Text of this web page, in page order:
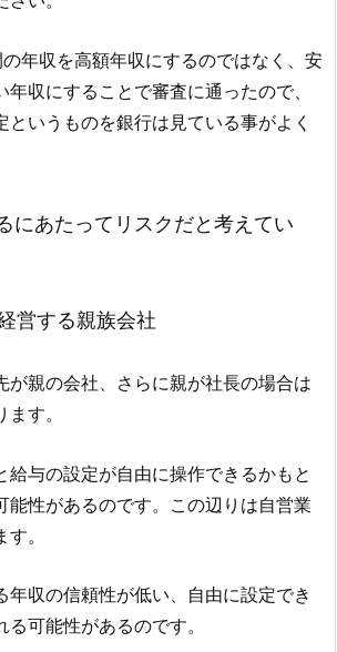
年収を高額年収にするのではなく、安
収にすることで審査に通ったので、
というものを銀行は見ている事がよく
にあたってリスクだと考えてい
営する親族会社
が親の会社、さらに親が社長の場合は
す。
給与の設定が自由に操作できるかもと
能性があるのです。この辺りは自営業
。
年収の信頼性が低い、自由に設定でき
可能性があるのです。